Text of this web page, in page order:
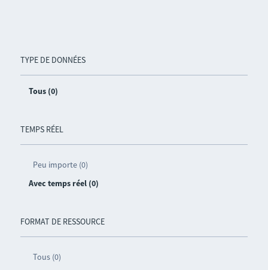
TYPE DE DONNÉES
Tous (0)
TEMPS RÉEL
Peu importe (0)
Avec temps réel (0)
FORMAT DE RESSOURCE
Tous (0)